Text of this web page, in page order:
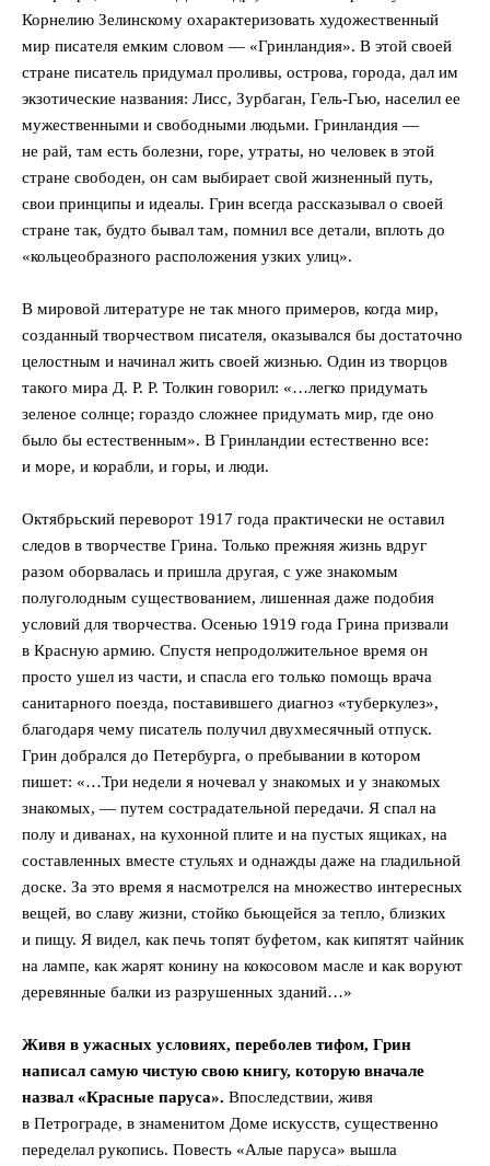
Корнелию Зелинскому охарактеризовать художественный
мир писателя емким словом — «Гринландия». В этой своей
стране писатель придумал проливы, острова, города, дал им
экзотические названия: Лисс, Зурбаган, Гель-Гью, населил ее
мужественными и свободными людьми. Гринландия —
не рай, там есть болезни, горе, утраты, но человек в этой
стране свободен, он сам выбирает свой жизненный путь,
свои принципы и идеалы. Грин всегда рассказывал о своей
стране так, будто бывал там, помнил все детали, вплоть до
«кольцеобразного расположения узких улиц».
В мировой литературе не так много примеров, когда мир,
созданный творчеством писателя, оказывался бы достаточно
целостным и начинал жить своей жизнью. Один из творцов
такого мира Д. Р. Р. Толкин говорил: «…легко придумать
зеленое солнце; гораздо сложнее придумать мир, где оно
было бы естественным». В Гринландии естественно все:
и море, и корабли, и горы, и люди.
Октябрьский переворот 1917 года практически не оставил
следов в творчестве Грина. Только прежняя жизнь вдруг
разом оборвалась и пришла другая, с уже знакомым
полуголодным существованием, лишенная даже подобия
условий для творчества. Осенью 1919 года Грина призвали
в Красную армию. Спустя непродолжительное время он
просто ушел из части, и спасла его только помощь врача
санитарного поезда, поставившего диагноз «туберкулез»,
благодаря чему писатель получил двухмесячный отпуск.
Грин добрался до Петербурга, о пребывании в котором
пишет: «…Три недели я ночевал у знакомых и у знакомых
знакомых, — путем сострадательной передачи. Я спал на
полу и диванах, на кухонной плите и на пустых ящиках, на
составленных вместе стульях и однажды даже на гладильной
доске. За это время я насмотрелся на множество интересных
вещей, во славу жизни, стойко бьющейся за тепло, близких
и пищу. Я видел, как печь топят буфетом, как кипятят чайник
на лампе, как жарят конину на кокосовом масле и как воруют
деревянные балки из разрушенных зданий…»
Живя в ужасных условиях, переболев тифом, Грин
написал самую чистую свою книгу, которую вначале
назвал «Красные паруса». Впоследствии, живя
в Петрограде, в знаменитом Доме искусств, существенно
переделал рукопись. Повесть «Алые паруса» вышла